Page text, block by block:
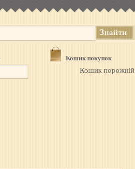
Кошик покупок
Кошик порожній